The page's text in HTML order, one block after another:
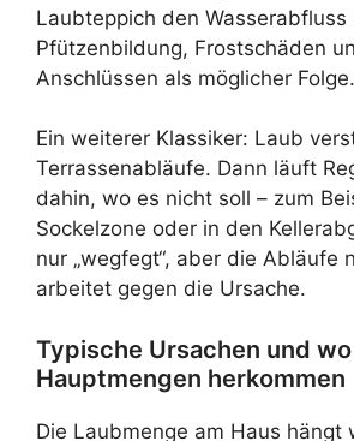
Laubteppich den
Pfützenbildung, Frostschäden
Anschlüssen als möglicher Folge.
Ein weiterer Klassiker: Laub
Terrassenabläufe. Dann läuft
dahin, wo es nicht soll – zum
Sockelzone oder in den
nur „wegfegt“, aber die Abläufe
arbeitet gegen die Ursache.
Typische Ursachen und
Hauptmengen herkommen
Die Laubmenge am Haus hängt